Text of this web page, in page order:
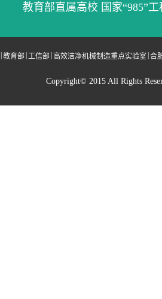
教育部直属高校 国家“985”
|教育部 | 工信部 |高效洁净机械制造重点实验室 |合
Copyright© 2015 All Rights